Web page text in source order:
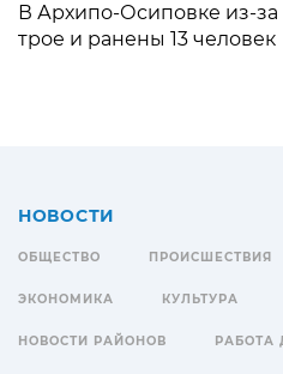
В Архипо-Осиповке из-
трое и ранены 13 человек
НОВОСТИ
ОБЩЕСТВО ПРОИСШЕСТВИЯ
ЭКОНОМИКА КУЛЬТУРА
НОВОСТИ РАЙОНОВ РАБОТА